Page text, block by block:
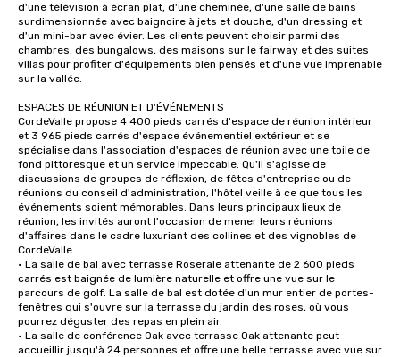
d'une télévision à écran plat, d'une cheminée, d'une salle de bains
surdimensionnée avec baignoire à jets et douche, d'un dressing et
d'un mini-bar avec évier. Les clients peuvent choisir parmi des
chambres, des bungalows, des maisons sur le fairway et des suites
villas pour profiter d'équipements bien pensés et d'une vue imprenable
sur la vallée.
ESPACES DE RÉUNION ET D'ÉVÉNEMENTS
CordeValle propose 4 400 pieds carrés d'espace de réunion intérieur
et 3 965 pieds carrés d'espace événementiel extérieur et se
spécialise dans l'association d'espaces de réunion avec une toile de
fond pittoresque et un service impeccable. Qu'il s'agisse de
discussions de groupes de réflexion, de fêtes d'entreprise ou de
réunions du conseil d'administration, l'hôtel veille à ce que tous les
événements soient mémorables. Dans leurs principaux lieux de
réunion, les invités auront l'occasion de mener leurs réunions
d'affaires dans le cadre luxuriant des collines et des vignobles de
CordeValle.
• La salle de bal avec terrasse Roseraie attenante de 2 600 pieds
carrés est baignée de lumière naturelle et offre une vue sur le
parcours de golf. La salle de bal est dotée d'un mur entier de portes-
fenêtres qui s'ouvre sur la terrasse du jardin des roses, où vous
pourrez déguster des repas en plein air.
• La salle de conférence Oak avec terrasse Oak attenante peut
accueillir jusqu'à 24 personnes et offre une belle terrasse avec vue sur